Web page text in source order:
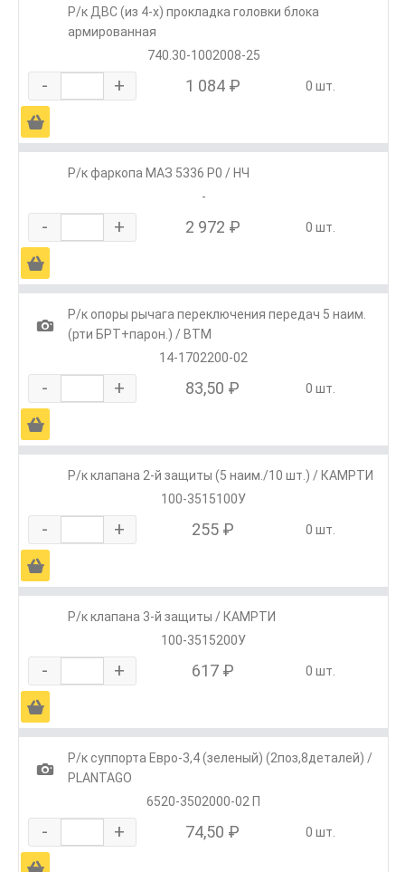
Р/к ДВС (из 4-х) прокладка головки блока
армированная
740.30-1002008-25
- + 1 084 ₽ 0 шт.
Ä
Р/к фаркопа МАЗ 5336 Р0 / НЧ
-
- + 2 972 ₽ 0 шт.
Ä
1
Р/к опоры рычага переключения передач 5 наим.
(рти БРТ+парон.) / ВТМ
14-1702200-02
- + 83,50 ₽ 0 шт.
Ä
Р/к клапана 2-й защиты (5 наим./10 шт.) / КАМРТИ
100-3515100У
- + 255 ₽ 0 шт.
Ä
Р/к клапана 3-й защиты / КАМРТИ
100-3515200У
- + 617 ₽ 0 шт.
Ä
1
Р/к суппорта Евро-3,4 (зеленый) (2поз,8деталей) /
PLANTAGO
6520-3502000-02 П
- + 74,50 ₽ 0 шт.